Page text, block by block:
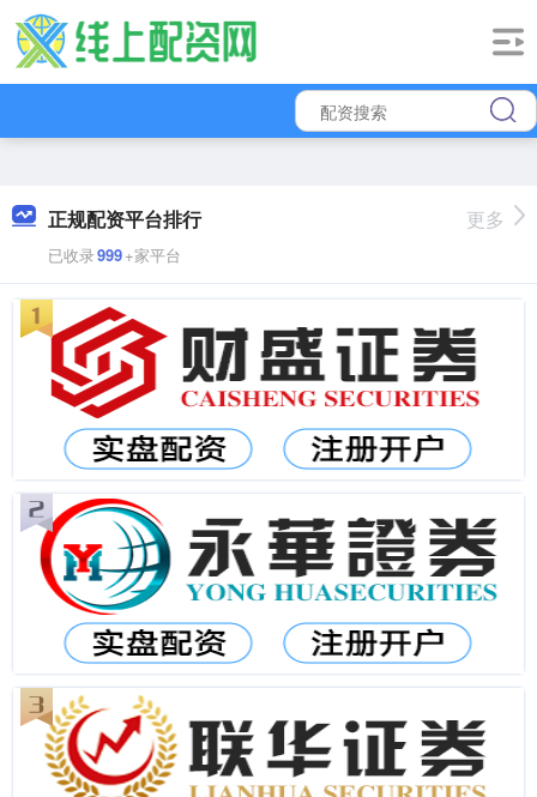
正规配资平台排行
已收录999+家平台
更多